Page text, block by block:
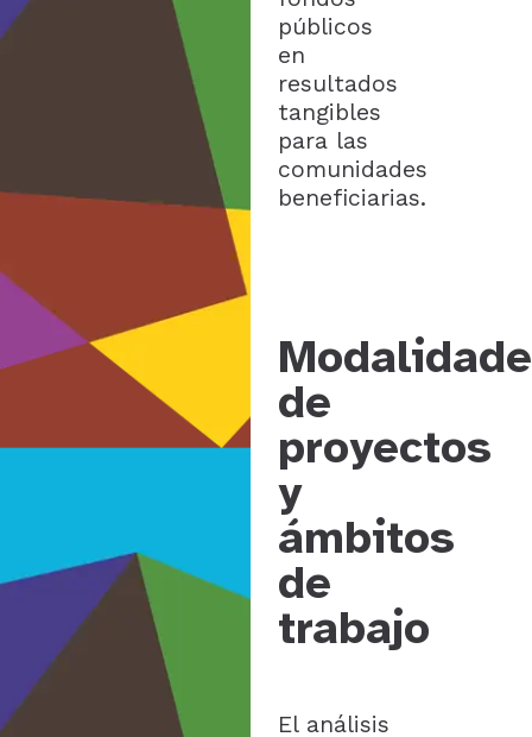
públicos
en
resultados
tangibles
para las
comunidades
beneficiarias.
de
proyectos
y
ámbitos
de
trabajo
El análisis